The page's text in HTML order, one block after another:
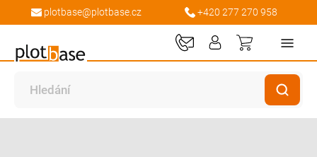
plotbase@plotbase.cz +420 277 270 958
Můj košík